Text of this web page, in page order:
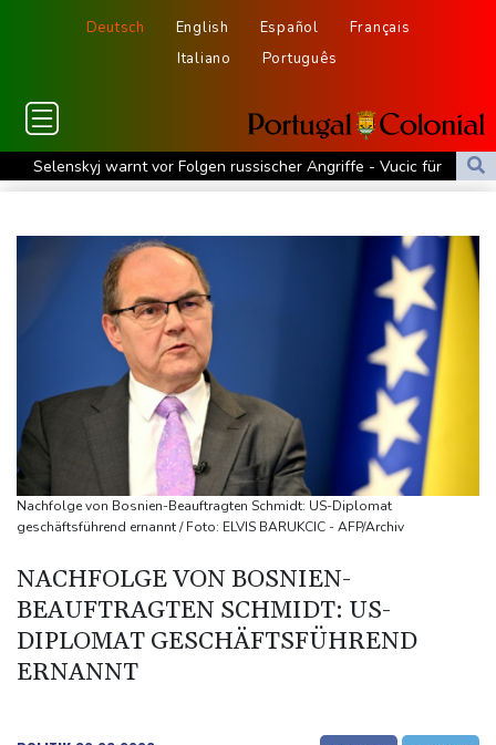
Deutsch English Español
Français
Italiano
Português
Selenskyj warnt vor Folgen russischer Angriffe - Vucic für
Integrität der Ukraine
Gesamtführung
Drohne explodiert an der Grenze zwischen Rumänien und
Bulgarien nahe Gaspipeline
Lionel Messi trauert um seinen Vater
Absturz von Ultraleichtflugzeug: 72-jähriger Pilot stirbt in Baden-
Württemberg
Selenskyj warnt in Belgrad vor Folgen russischer Angriffe für
Drohnen über Bundeswehrstandort in Nordrhein-Westfalen
Ungarns Regierungspartei nominiert Ex-Gerichtspräsidenten
Baka als Staatschef
Schwimm-EM: Halbisch winkt und springt zu Bronze
Selenskyj: Ukraine hat praktisch keine intakten
Nachfolge von Bosnien-Beauftragten Schmidt: US-Diplomat
geschäftsführend ernannt / Foto: ELVIS BARUKCIC - AFP/Archiv
NACHFOLGE VON BOSNIEN-
BEAUFTRAGTEN SCHMIDT: US-
DIPLOMAT GESCHÄFTSFÜHREND
ERNANNT